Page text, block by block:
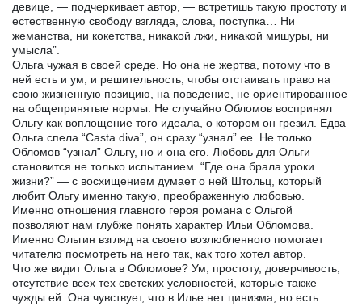
девице, — подчеркивает автор, — встретишь такую простоту и
естественную свободу взгляда, слова, поступка… Ни
жеманства, ни кокетства, никакой лжи, никакой мишуры, ни
умысла”.
Ольга чужая в своей среде. Но она не жертва, потому что в
ней есть и ум, и решительность, чтобы отстаивать право на
свою жизненную позицию, на поведение, не ориентированное
на общепринятые нормы. Не случайно Обломов воспринял
Ольгу как воплощение того идеала, о котором он грезил. Едва
Ольга спела “Casta diva”, он сразу “узнал” ее. Не только
Обломов “узнал” Ольгу, но и она его. Любовь для Ольги
становится не только испытанием. “Где она брала уроки
жизни?” — с восхищением думает о ней Штольц, который
любит Ольгу именно такую, преображенную любовью.
Именно отношения главного героя романа с Ольгой
позволяют нам глубже понять характер Ильи Обломова.
Именно Ольгин взгляд на своего возлюбленного помогает
читателю посмотреть на него так, как того хотел автор.
Что же видит Ольга в Обломове? Ум, простоту, доверчивость,
отсутствие всех тех светских условностей, которые также
чужды ей. Она чувствует, что в Илье нет цинизма, но есть